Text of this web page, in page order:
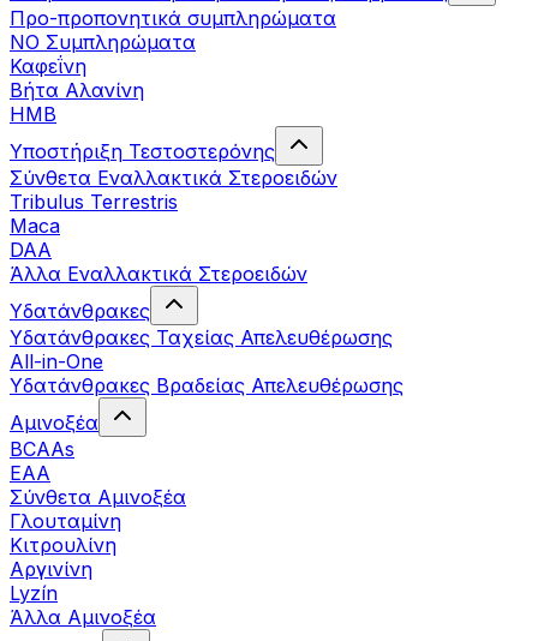
Προ-προπονητικά συμπληρώματα
ΝΟ Συμπληρώματα
Καφεΐνη
Βήτα Αλανίνη
HMB
Υποστήριξη Τεστοστερόνης
Σύνθετα Εναλλακτικά Στεροειδών
Tribulus Terrestris
Maca
DAA
Άλλα Εναλλακτικά Στεροειδών
Υδατάνθρακες
Υδατάνθρακες Ταχείας Απελευθέρωσης
All-in-One
Υδατάνθρακες Βραδείας Απελευθέρωσης
Αμινοξέα
BCAAs
EAA
Σύνθετα Αμινοξέα
Γλουταμίνη
Κιτρουλίνη
Αργινίνη
Lyzín
Άλλα Αμινοξέα